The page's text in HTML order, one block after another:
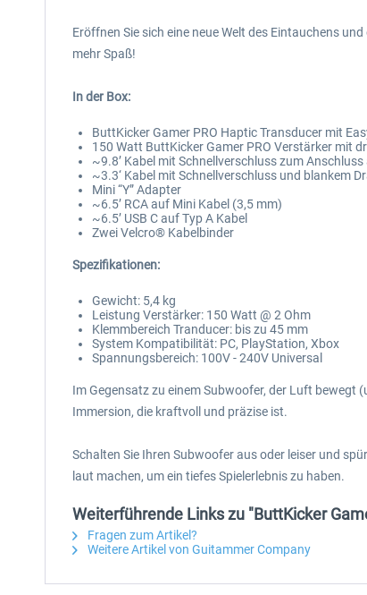
Eröffnen Sie sich eine neue Welt des Eintauchens
mehr Spaß!
In der Box:
ButtKicker Gamer PRO Haptic Transducer mit
150 Watt ButtKicker Gamer PRO Verstärker mit
~9.8’ Kabel mit Schnellverschluss zum
~3.3‘ Kabel mit Schnellverschluss und blankem
Mini “Y” Adapter
~6.5’ RCA auf Mini Kabel (3,5 mm)
~6.5’ USB C auf Typ A Kabel
Zwei Velcro® Kabelbinder
Spezifikationen:
Gewicht: 5,4 kg
Leistung Verstärker: 150 Watt @ 2 Ohm
Klemmbereich Tranducer: bis zu 45 mm
System Kompatibilität: PC, PlayStation, Xbox
Spannungsbereich: 100V - 240V Universal
Im Gegensatz zu einem Subwoofer, der Luft bewegt
Immersion, die kraftvoll und präzise ist.
Schalten Sie Ihren Subwoofer aus oder leiser und
laut machen, um ein tiefes Spielerlebnis zu haben.
Weiterführende Links zu "ButtKicker
Fragen zum Artikel?
Weitere Artikel von Guitammer Company